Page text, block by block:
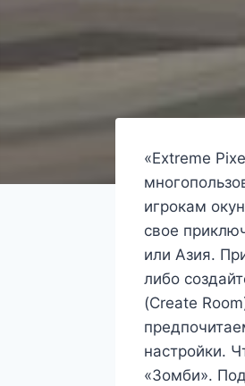
«Extreme
игрокам
свое
или Азия.
либо
(Create
настройки.
«Зомби».